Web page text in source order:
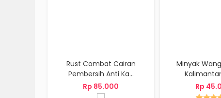
Rust Combat Cairan
Pembersih Anti Ka...
Rp 85.000
Minyak Wangi Gaharu
Kalimantan Asli ...
Rp 45.000